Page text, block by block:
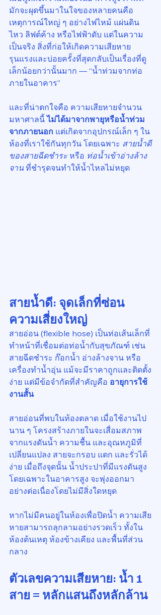
มักจะผุดขึ้นมาในใจของหลายคนคือ
เหตุการณ์ใหญ่ ๆ อย่างไฟไหม้ แผ่นดิน
ไหว ลิฟต์ค้าง หรือไฟฟ้าดับ แต่ในความ
เป็นจริง สิ่งที่ก่อให้เกิดความเสียหาย
รุนแรงและบ่อยครั้งที่สุดกลับเป็นเรื่องที่ดู
เล็กน้อยกว่านั้นมาก — “น้ำท่วมจากท่อ
ภายในอาคาร”
และที่น่าตกใจคือ ความเสียหายจำนวน
มหาศาลนี้ ไม่ได้มาจากพายุหรือน้ำท่วม
จากภายนอก แต่เกิดจากอุปกรณ์เล็ก ๆ ใน
ห้องที่เราใช้กันทุกวัน โดยเฉพาะ สายน้ำดี
ของสายฉีดชำระ หรือ ท่อน้ำเข้าอ่างล้าง
จาน ที่ชำรุดจนทำให้น้ำไหลไม่หยุด
สายน้ำดี: จุดเล็กที่ซ่อน
ความเสี่ยงใหญ่
สายอ่อน (flexible hose) เป็นท่อเส้นเล็กที่
ทำหน้าที่เชื่อมต่อท่อน้ำกับสุขภัณฑ์ เช่น
สายฉีดชำระ ก๊อกน้ำ อ่างล้างจาน หรือ
เครื่องทำน้ำอุ่น แม้จะมีราคาถูกและติดตั้ง
ง่าย แต่มีข้อจำกัดที่สำคัญคือ อายุการใช้
งานสั้น
สายอ่อนที่พบในท้องตลาด เมื่อใช้งานไป
นาน ๆ โครงสร้างภายในจะเสื่อมสภาพ
จากแรงดันน้ำ ความชื้น และอุณหภูมิที่
เปลี่ยนแปลง สายจะกรอบ แตก และรั่วได้
ง่าย เมื่อถึงจุดนั้น น้ำประปาที่มีแรงดันสูง
โดยเฉพาะในอาคารสูง จะพุ่งออกมา
อย่างต่อเนื่องโดยไม่มีสิ่งใดหยุด
หากไม่มีคนอยู่ในห้องเพื่อปิดน้ำ ความเสีย
หายสามารถลุกลามอย่างรวดเร็ว ทั้งใน
ห้องต้นเหตุ ห้องข้างเคียง และพื้นที่ส่วน
กลาง
ตัวเลขความเสียหาย: น้ำ 1
สาย = หลักแสนถึงหลักล้าน